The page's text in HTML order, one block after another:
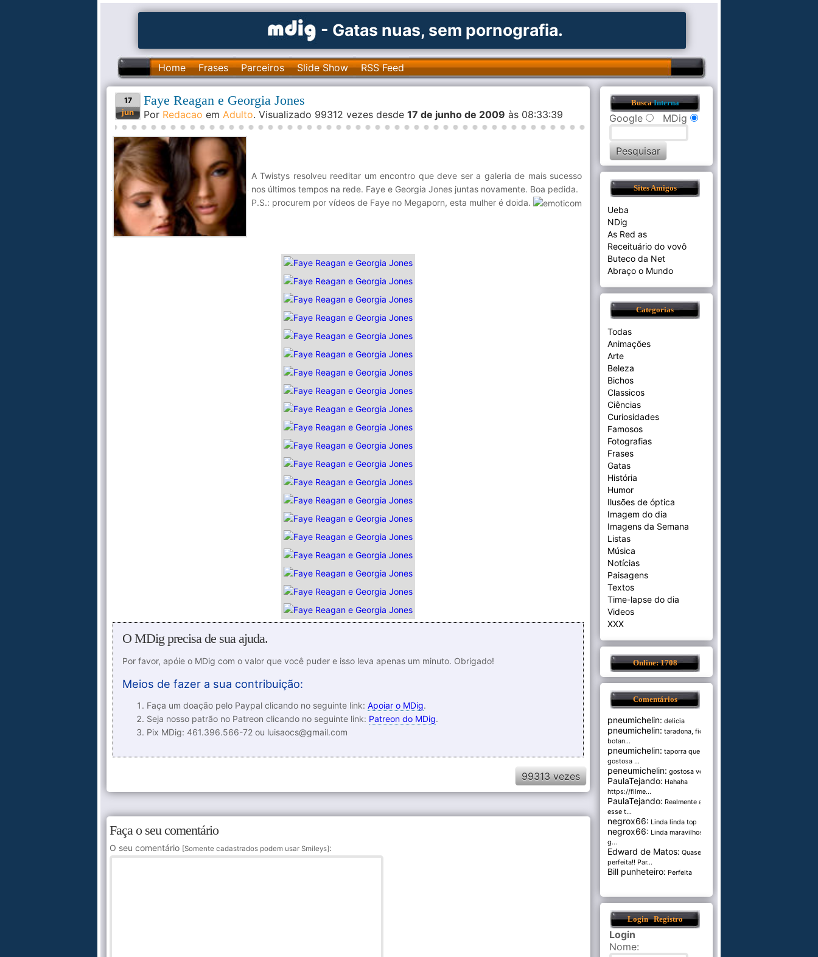
- Gatas nuas, sem pornografia.
Home Frases Parceiros Slide Show RSS Feed
17
jun
Faye Reagan e Georgia Jones
Por Redacao em Adulto. Visualizado 99312 vezes desde 17 de junho de 2009 às 08:33:39
A Twistys resolveu reeditar um encontro que deve ser a galeria de mais sucesso
nos últimos tempos na rede. Faye e Georgia Jones juntas novamente. Boa pedida.
P.S.: procurem por vídeos de Faye no Megaporn, esta mulher é doida.
O MDig precisa de sua ajuda.
Por favor, apóie o MDig com o valor que você puder e isso leva apenas um minuto. Obrigado!
Meios de fazer a sua contribuição:
Faça um doação pelo Paypal clicando no seguinte link: Apoiar o MDig.
Seja nosso patrão no Patreon clicando no seguinte link: Patreon do MDig.
Pix MDig: 461.396.566-72 ou luisaocs@gmail.com
99313 vezes
Faça o seu comentário
O seu comentário [Somente cadastrados podem usar Smileys] :
BuscaInterna
Google MDig
Sites Amigos
Ueba
NDig
As Red as
Receituário do vovô
Buteco da Net
Abraço o Mundo
Categorias
Todas
Animações
Arte
Beleza
Bichos
Classicos
Ciências
Curiosidades
Famosos
Fotografias
Frases
Gatas
História
Humor
Ilusões de óptica
Imagem do dia
Imagens da Semana
Listas
Música
Notícias
Paisagens
Textos
Time-lapse do dia
Videos
XXX
Online: 1708
Comentários
pneumichelin: delicia
pneumichelin: taradona, fica
botan...
pneumichelin: taporra que
gostosa ...
peneumichelin: gostosa véia
PaulaTejando: Hahaha
https://filme...
PaulaTejando: Realmente amo
esse t...
negrox66: Linda linda top
negrox66: Linda maravilhosa,
g...
Edward de Matos: Quase
perfeita!! Par...
Bill punheteiro: Perfeita
Login Registro
Login
Nome: